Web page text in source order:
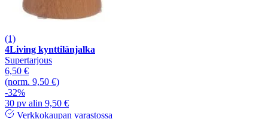
(1)
4Living kynttilänjalka
Supertarjous
6,50 €
(norm. 9,50 €)
-32%
30 pv alin 9,50 €
Verkkokaupan varastossa